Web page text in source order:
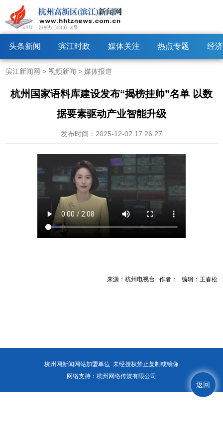
头条新闻 滨江时政 媒体关注 热点专题 经
返回
滨江新闻网 >视频新闻 >媒体报道
杭州国家语料库建设发布“揭榜挂帅”名单 以数
据要素驱动产业智能升级
发布时间：2025-12-02 17:26:27
来源：杭州电视台 作者： 编辑：王春松
杭州网新闻网站加盟单位 未经授权禁止复制或镜像
网络支持：杭州网络传媒有限公司